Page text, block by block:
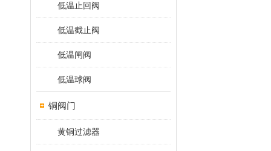
低温止回阀
低温截止阀
低温闸阀
低温球阀
铜阀门
黄铜过滤器